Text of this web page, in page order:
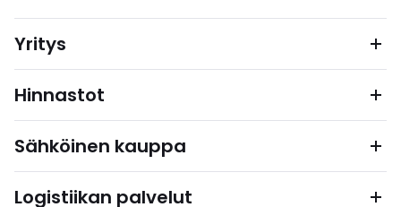
Yritys
Hinnastot
Sähköinen kauppa
Logistiikan palvelut